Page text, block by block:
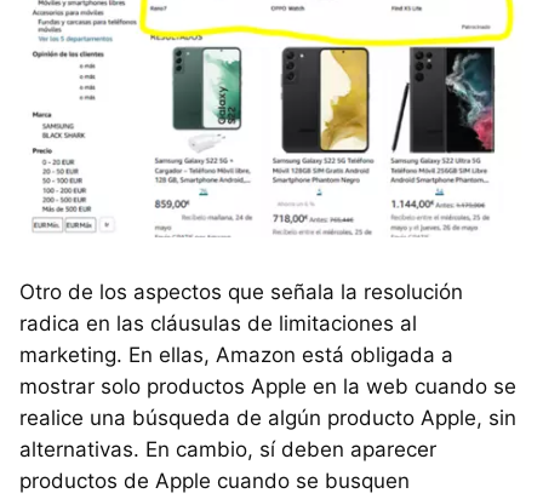
Otro de los aspectos que señala la resolución
radica en las cláusulas de limitaciones al
marketing. En ellas, Amazon está obligada a
mostrar solo productos Apple en la web cuando se
realice una búsqueda de algún producto Apple, sin
alternativas. En cambio, sí deben aparecer
productos de Apple cuando se busquen